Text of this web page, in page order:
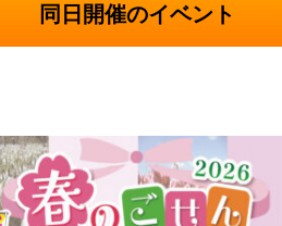
同日開催のイベント